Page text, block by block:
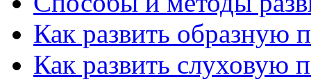
Как развить образную
Как развить слуховую